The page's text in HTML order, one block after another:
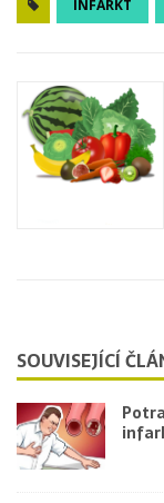
INFARKT
SOUVISEJÍCÍ